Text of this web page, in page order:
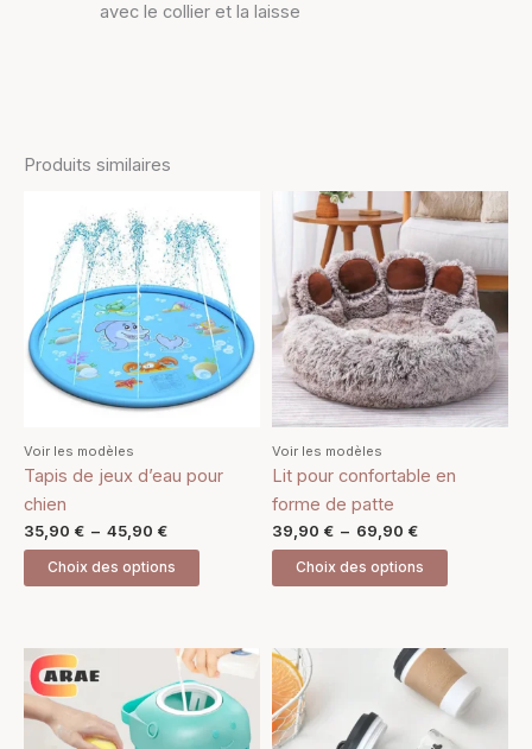
avec le collier et la laisse
Produits similaires
Voir les modèles
Tapis de jeux d’eau pour
chien
35,90 € – 45,90 €
de
prix :
35,90 €
à
45,90 €
Choix des options
produit
plusieurs
variations.
Les
options
peuvent
sur
page
Voir les modèles
Lit pour confortable en
forme de patte
39,90 € – 69,90 €
Plage
de
prix :
39,90 €
à
69,90 €
Choix des options
Ce
produit
a
plusieurs
variations.
Les
options
peuvent
être
sur
page
Ce
produit
a